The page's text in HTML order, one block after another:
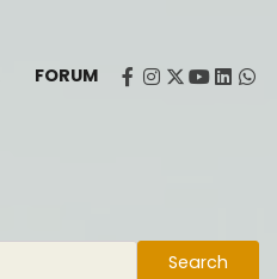
FORUM facebook
instagram
twitter
youtube
Search